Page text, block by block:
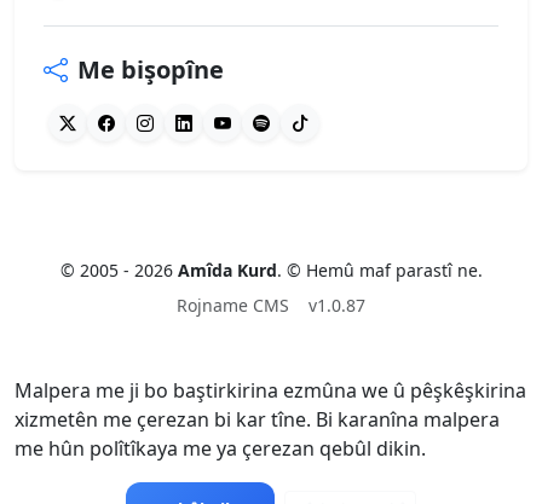
Me bişopîne
© 2005 - 2026 Amîda Kurd. © Hemû maf parastî ne.
Rojname CMS
v1.0.87
Malpera me ji bo baştirkirina ezmûna we û pêşkêşkirina
xizmetên me çerezan bi kar tîne. Bi karanîna malpera
me hûn polîtîkaya me ya çerezan qebûl dikin.